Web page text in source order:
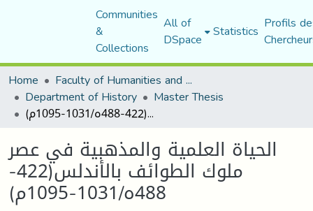
Communities
&
Collections
All of
DSpace Statistics Profils
Home
Faculty of Humanities and Social Sciences
Department of History Master Thesis
الحياة العلمية والمذهبية في عصر ملوك الطوائف بالأندلس(422-488ه/1031-1095م)
الحياة العلمية والمذهبية في عصر
ملوك الطوائف بالأندلس(422-
488ه/1031-1095م)